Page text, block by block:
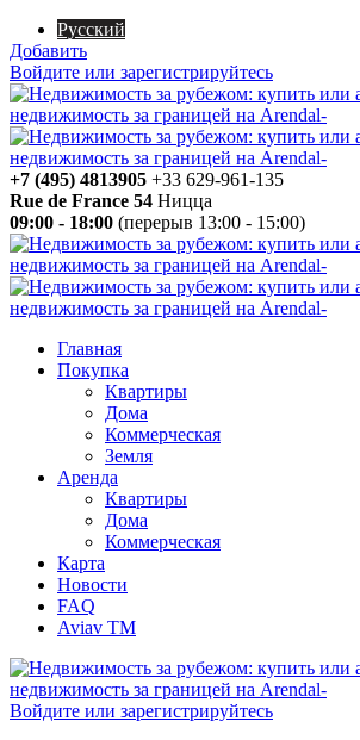
Русский
Добавить
Войдите или зарегистрируйтесь
+7 (495) 4813905 +33 629-961-135
Rue de France 54 Ницца
09:00 - 18:00 (перерыв 13:00 - 15:00)
Главная
Покупка
Квартиры
Дома
Коммерческая
Земля
Аренда
Квартиры
Дома
Коммерческая
Карта
Новости
FAQ
Aviav TM
Войдите или зарегистрируйтесь